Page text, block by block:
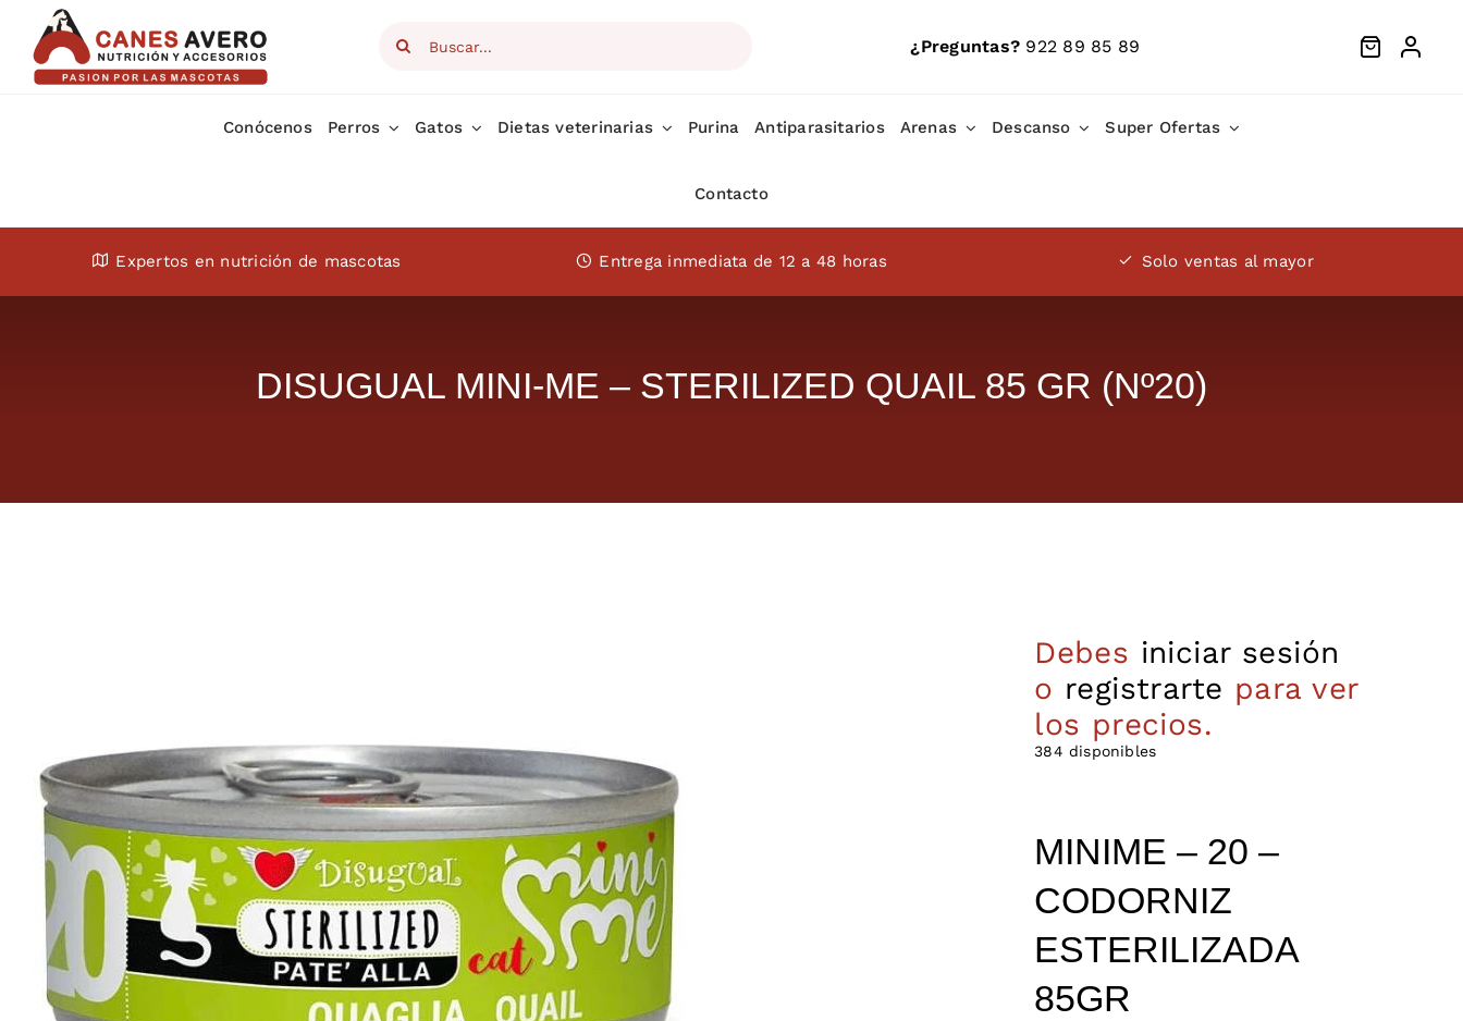
content
Search
¿Preguntas? 922 89 85 89
Conócenos Perros Gatos Dietas veterinarias Purina Antiparasitarios Arenas Descanso Super Ofertas
Contacto
Expertos en nutrición de mascotas Entrega inmediata de 12 a 48 horas Solo ventas al mayor
DISUGUAL MINI-ME – STERILIZED QUAIL 85 GR (Nº20)
Debes iniciar sesión
o registrarte para ver
los precios.
384 disponibles
MINIME – 20 –
CODORNIZ
ESTERILIZADA
85GR